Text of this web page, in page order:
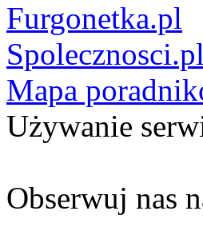
Furgonetka.pl
Spolecznosci.pl
Mapa
Używanie
Obserwuj nas